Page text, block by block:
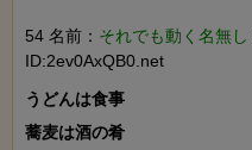
54 名前： それでも動く名無し
ID:2ev0AxQB0.net
うどんは食事
蕎麦は酒の肴